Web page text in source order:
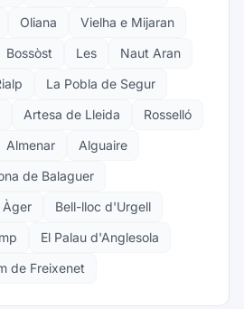
Oliana
Vielha e Mijaran
Bossòst Les
Naut Aran
La Pobla de Segur
Artesa de Lleida
Rosselló
Almenar
Alguaire
de Balaguer
Àger
Bell-lloc d'Urgell
El Palau d'Anglesola
de Freixenet